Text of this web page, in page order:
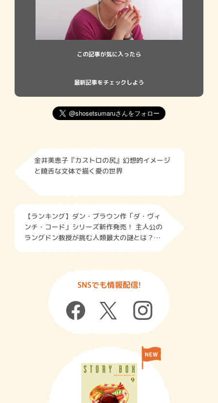
この記事が気に入ったら
最新記事をチェックしよう
金井美恵子『カストロの尻』幻想的イメージ
と饒舌な文体で描く愛の世界
【ランキング】ダン・ブラウン作「ダ・ヴィ
ンチ・コード」シリーズ新作発売！ 主人公の
ラングドン教授が挑む人類最大の謎とは？ブ
SNSでも情報配信!